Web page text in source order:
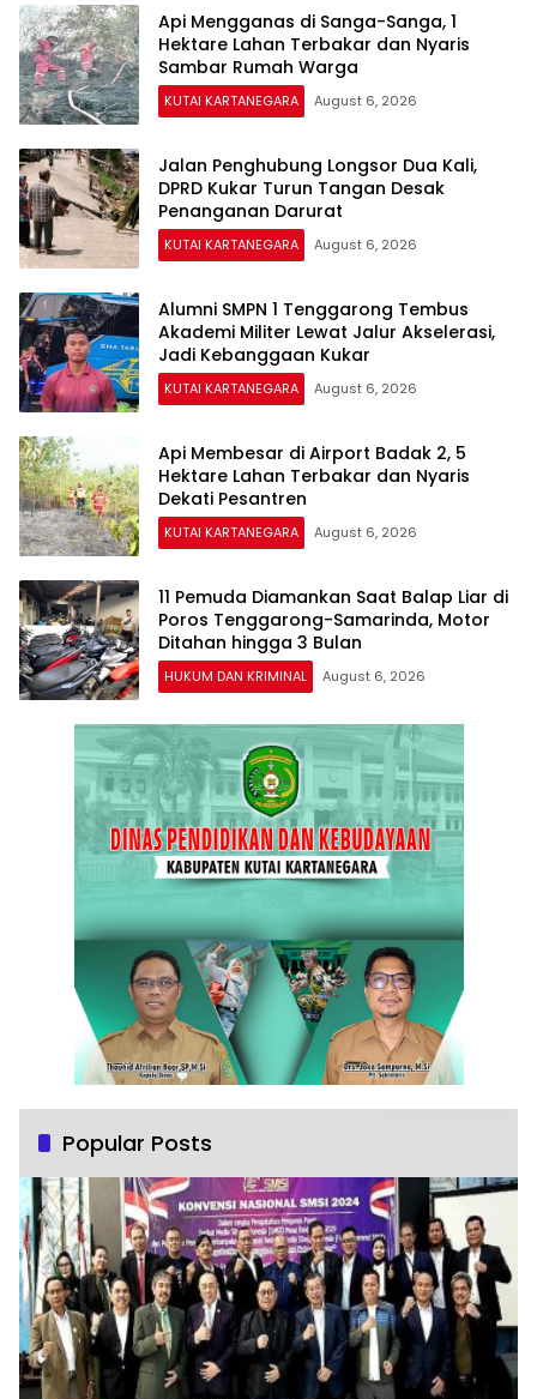
Api Mengganas di Sanga-Sanga, 1
Hektare Lahan Terbakar dan Nyaris
Sambar Rumah Warga
KUTAI KARTANEGARA August 6, 2026
Jalan Penghubung Longsor Dua Kali,
DPRD Kukar Turun Tangan Desak
Penanganan Darurat
KUTAI KARTANEGARA August 6, 2026
Alumni SMPN 1 Tenggarong Tembus
Akademi Militer Lewat Jalur Akselerasi,
Jadi Kebanggaan Kukar
KUTAI KARTANEGARA August 6, 2026
Api Membesar di Airport Badak 2, 5
Hektare Lahan Terbakar dan Nyaris
Dekati Pesantren
KUTAI KARTANEGARA August 6, 2026
11 Pemuda Diamankan Saat Balap Liar di
Poros Tenggarong-Samarinda, Motor
Ditahan hingga 3 Bulan
HUKUM DAN KRIMINAL August 6, 2026
Popular Posts